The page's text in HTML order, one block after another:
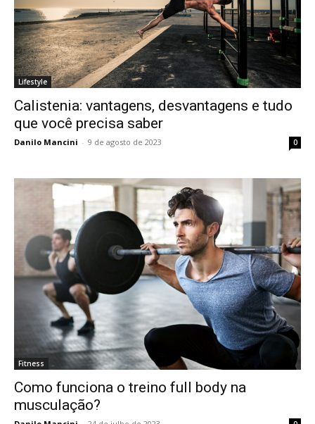
Lifestyle
Calistenia: vantagens, desvantagens e tudo
que você precisa saber
Danilo Mancini - 9 de agosto de 2023 0
Fitness
Como funciona o treino full body na
musculação?